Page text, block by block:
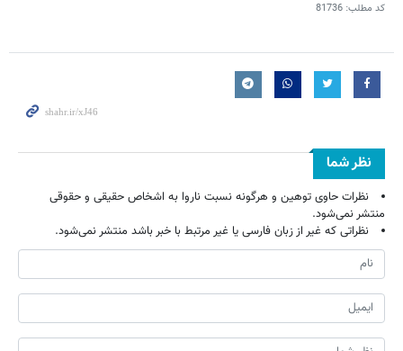
کد مطلب: 81736
نظر شما
نظرات حاوی توهین و هرگونه نسبت ناروا به اشخاص حقیقی و حقوقی
منتشر نمی‌شود.
نظراتی که غیر از زبان فارسی یا غیر مرتبط با خبر باشد منتشر نمی‌شود.